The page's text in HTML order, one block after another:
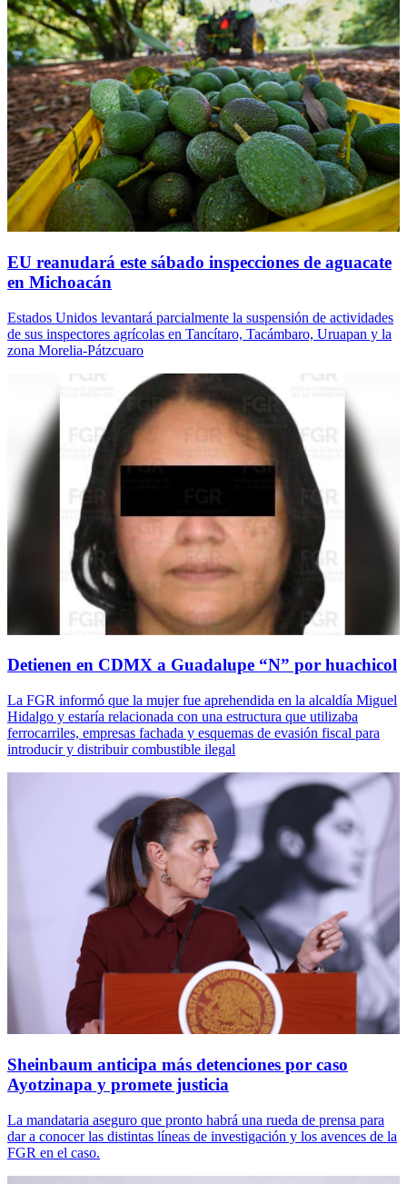
EU reanudará este sábado inspecciones de aguacate
en Michoacán
Estados Unidos levantará parcialmente la suspensión de actividades
de sus inspectores agrícolas en Tancítaro, Tacámbaro, Uruapan y la
zona Morelia-Pátzcuaro
Detienen en CDMX a Guadalupe “N” por huachicol
La FGR informó que la mujer fue aprehendida en la alcaldía Miguel
Hidalgo y estaría relacionada con una estructura que utilizaba
ferrocarriles, empresas fachada y esquemas de evasión fiscal para
introducir y distribuir combustible ilegal
Sheinbaum anticipa más detenciones por caso
Ayotzinapa y promete justicia
La mandataria aseguro que pronto habrá una rueda de prensa para
dar a conocer las distintas líneas de investigación y los avences de la
FGR en el caso.